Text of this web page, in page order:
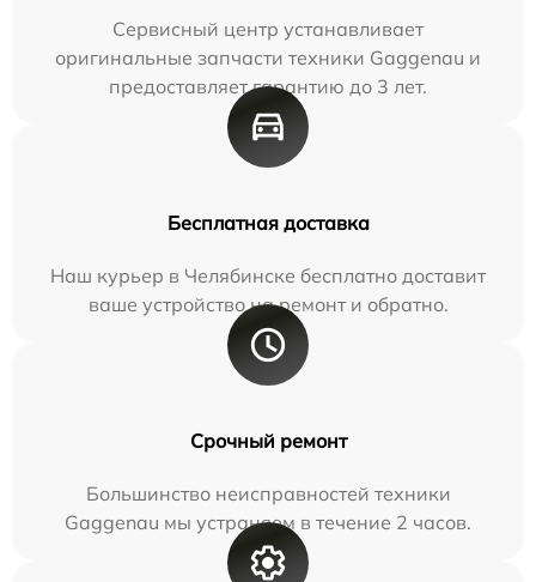
Сервисный центр устанавливает
оригинальные запчасти техники Gaggenau и
предоставляет гарантию до 3 лет.
Бесплатная доставка
Наш курьер в Челябинске бесплатно доставит
ваше устройство на ремонт и обратно.
Срочный ремонт
Большинство неисправностей техники
Gaggenau мы устраняем в течение 2 часов.